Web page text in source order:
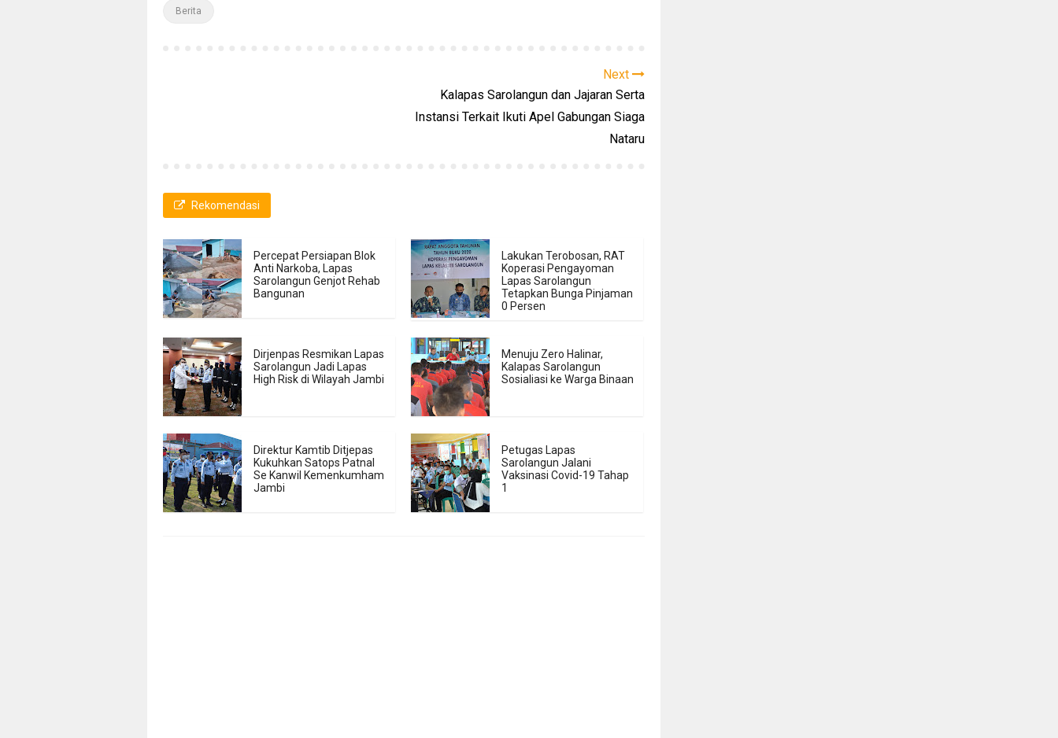
Berita
Next
Kalapas Sarolangun dan Jajaran Serta
Instansi Terkait Ikuti Apel Gabungan Siaga
Nataru
Rekomendasi
Percepat Persiapan Blok
Anti Narkoba, Lapas
Sarolangun Genjot Rehab
Bangunan
Lakukan Terobosan, RAT
Koperasi Pengayoman
Lapas Sarolangun
Tetapkan Bunga Pinjaman
0 Persen
Dirjenpas Resmikan Lapas
Sarolangun Jadi Lapas
High Risk di Wilayah Jambi
Menuju Zero Halinar,
Kalapas Sarolangun
Sosialiasi ke Warga Binaan
Direktur Kamtib Ditjepas
Kukuhkan Satops Patnal
Se Kanwil Kemenkumham
Jambi
Petugas Lapas
Sarolangun Jalani
Vaksinasi Covid-19 Tahap
1